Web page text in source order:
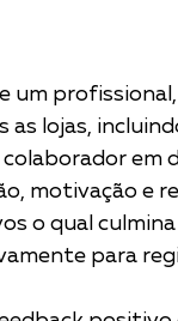
um
as lojas,
em
motivação e
o qual
para